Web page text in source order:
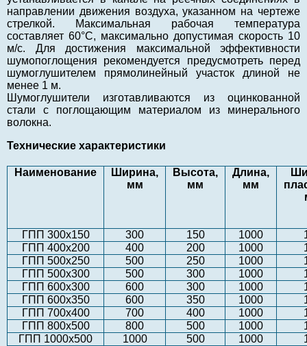
напpавлении движения воздуха, указанном на чертеже
стрелкой. Максимальная рабочая температура
составляет 60°С, максимально допустимая скорость 10
м/с. Для достижения максимальной эффективности
шумопоглощения рекомендуется предусмотреть перед
шумоглушителем прямолинейный участок длиной не
менее 1 м.
Шумоглушители изготавливаются из оцинкованной
стали с поглощающим матеpиалом из минеpального
волокна.
Технические характеристики
Наименование
Ширина,
мм
Высота,
мм
Длина,
мм
ГПП 300х150 300 150 1000
ГПП 400х200
400 200 1000
ГПП 500х250
500 250 1000
ГПП 500х300
500 300 1000
ГПП 600х300
600 300 1000
ГПП 600х350
600 350 1000
ГПП 700х400
700 400 1000
ГПП 800х500
800 500 1000
ГПП 1000х500
1000 500 1000